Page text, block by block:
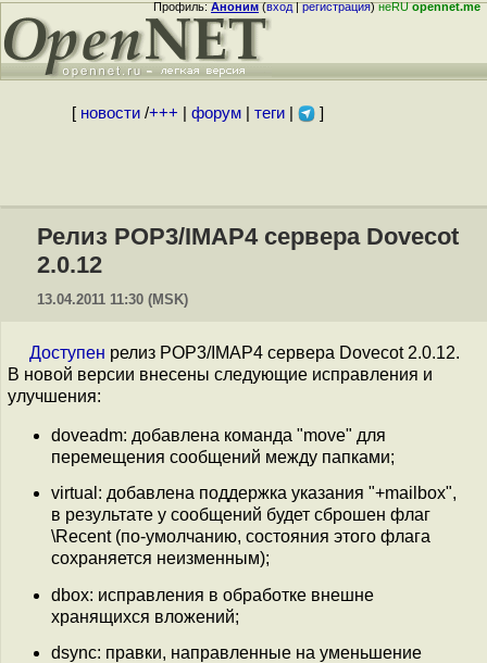
Профиль:Аноним(вход|регистрация)неRUopennet.me
[ новости/+++ форум| теги| ]
Релиз POP3/IMAP4 сервера Dovecot
2.0.12
13.04.2011 11:30 (MSK)
Доступен релиз POP3/IMAP4 сервера Dovecot 2.0.12.
В новой версии внесены следующие исправления и
улучшения:
doveadm: добавлена команда "move" для
перемещения сообщений между папками;
virtual: добавлена поддержка указания "+mailbox",
в результате у сообщений будет сброшен флаг
\Recent (по-умолчанию, состояния этого флага
сохраняется неизменным);
dbox: исправления в обработке внешне
хранящихся вложений;
dsync: правки, направленные на уменьшение